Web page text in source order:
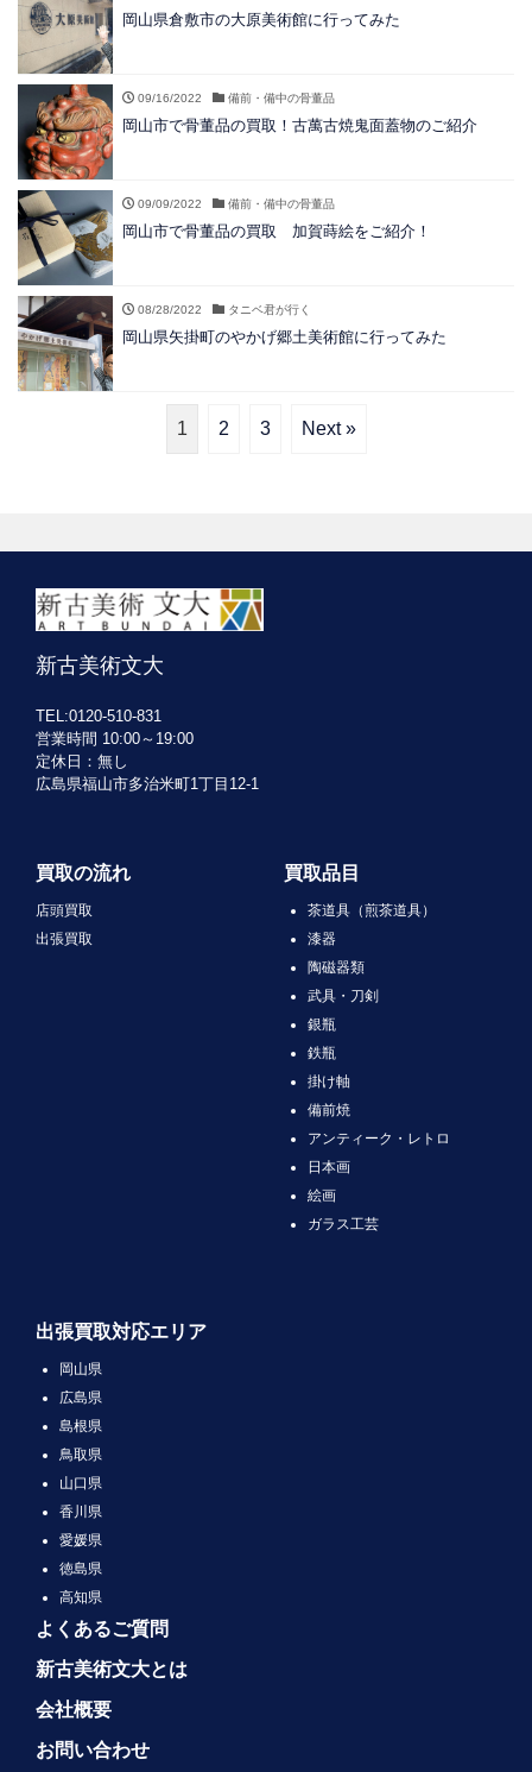
岡山県倉敷市の大原美術館に行ってみた
09/16/2022 備前・備中の骨董品
岡山市で骨董品の買取！古萬古焼鬼面蓋物のご紹介
09/09/2022 備前・備中の骨董品
岡山市で骨董品の買取 加賀蒔絵をご紹介！
08/28/2022 タニベ君が行く
岡山県矢掛町のやかげ郷土美術館に行ってみた
1 2 3 Next »
新古美術文大
TEL:0120-510-831
営業時間 10:00～19:00
定休日：無し
広島県福山市多治米町1丁目12-1
買取の流れ
店頭買取
出張買取
買取品目
茶道具（煎茶道具）
漆器
陶磁器類
武具・刀剣
銀瓶
鉄瓶
掛け軸
備前焼
アンティーク・レトロ
日本画
絵画
ガラス工芸
出張買取対応エリア
岡山県
広島県
島根県
鳥取県
山口県
香川県
愛媛県
徳島県
高知県
よくあるご質問
新古美術文大とは
会社概要
お問い合わせ